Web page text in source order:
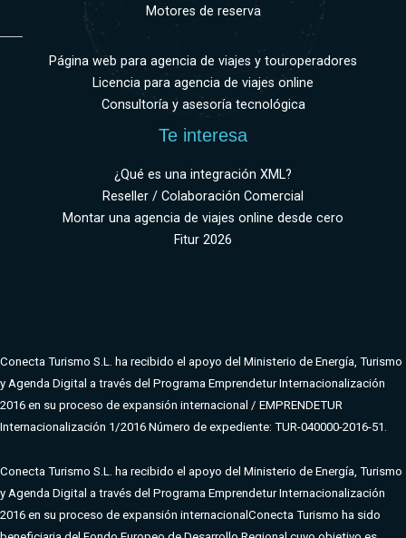
Motores de reserva
Página web para agencia de viajes y touroperadores
Licencia para agencia de viajes online
Consultoría y asesoría tecnológica
Te interesa
¿Qué es una integración XML?
Reseller / Colaboración Comercial
Montar una agencia de viajes online desde cero
Fitur 2026
Conecta Turismo S.L. ha recibido el apoyo del Ministerio de Energía, Turismo
y Agenda Digital a través del Programa Emprendetur Internacionalización
2016 en su proceso de expansión internacional / EMPRENDETUR
Internacionalización 1/2016 Número de expediente: TUR-040000-2016-51.
Conecta Turismo S.L. ha recibido el apoyo del Ministerio de Energía, Turismo
y Agenda Digital a través del Programa Emprendetur Internacionalización
2016 en su proceso de expansión internacionalConecta Turismo ha sido